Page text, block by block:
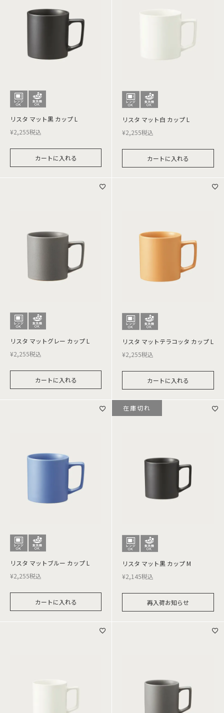
リスタ マット黒 カップ L
¥2,255税込
カートに入れる
リスタ マット白 カップ L
¥2,255税込
カートに入れる
リスタ マットグレー カップ L
¥2,255税込
カートに入れる
リスタ マットテラコッタ カップ L
¥2,255税込
カートに入れる
リスタ マットブルー カップ L
¥2,255税込
カートに入れる
リスタ マット黒 カップ M
¥2,145税込
再入荷お知らせ
在庫切れ